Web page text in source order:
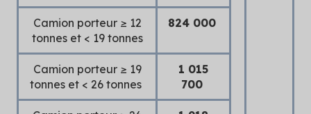
Camion porteur ≥ 12
tonnes et < 19 tonnes
824 000
Camion porteur ≥ 19
tonnes et < 26 tonnes
1 015
700